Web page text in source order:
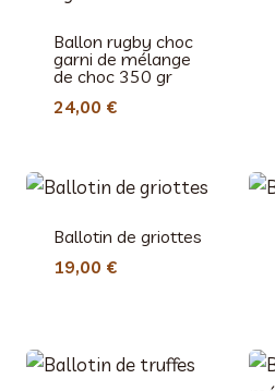
Ballon rugby choc
garni de mélange
de choc 350 gr
24,00 €
Ballotin de griottes
19,00 €